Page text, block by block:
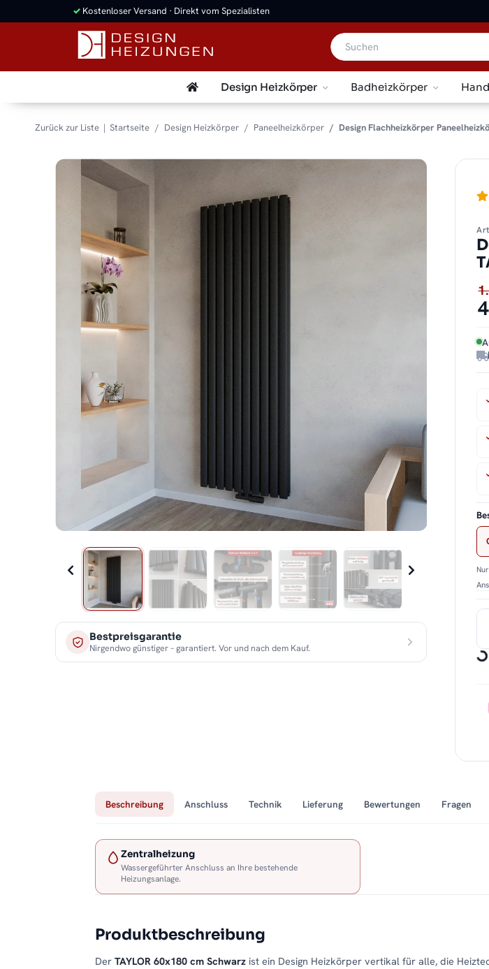
✓ Kostenloser Versand · Direkt vom Spezialisten
Design Heizkörper Badheizkörper
Zurück zur Liste Startseite Design Heizkörper Paneelheizkörper Design Flachheizkörper
Bestpreisgarantie
Nirgendwo günstiger – garantiert. Vor und nach dem Kauf.
Beschreibung Anschluss Technik Lieferung Bewertungen Fragen
Zentralheizung
Wassergeführter Anschluss an Ihre bestehende
Heizungsanlage.
Produktbeschreibung
Der TAYLOR 60x180 cm Schwarz ist ein Design Heizkörper vertikal für alle, die